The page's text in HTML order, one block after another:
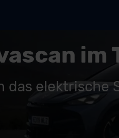
im
das elektrische